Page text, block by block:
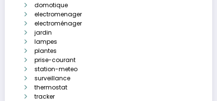
domotique
electromenager
electroménager
jardin
lampes
plantes
prise-courant
station-meteo
surveillance
thermostat
tracker